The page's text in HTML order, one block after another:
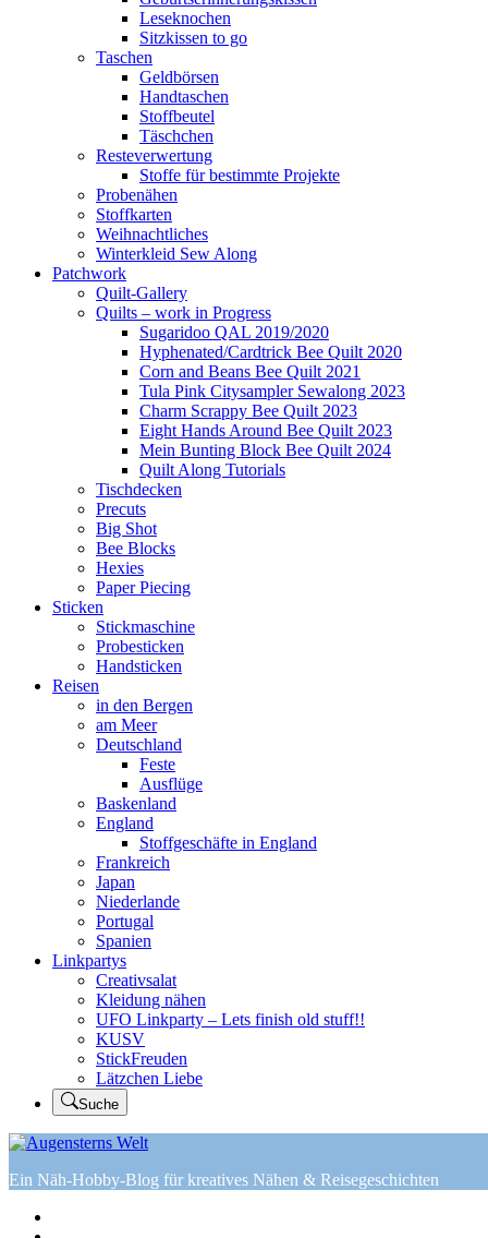
Leseknochen
Sitzkissen to go
Taschen
Geldbörsen
Handtaschen
Stoffbeutel
Täschchen
Resteverwertung
Stoffe für bestimmte Projekte
Probenähen
Stoffkarten
Weihnachtliches
Winterkleid Sew Along
Patchwork
Quilt-Gallery
Quilts – work in Progress
Sugaridoo QAL 2019/2020
Hyphenated/Cardtrick Bee Quilt 2020
Corn and Beans Bee Quilt 2021
Tula Pink Citysampler Sewalong 2023
Charm Scrappy Bee Quilt 2023
Eight Hands Around Bee Quilt 2023
Mein Bunting Block Bee Quilt 2024
Quilt Along Tutorials
Tischdecken
Precuts
Big Shot
Bee Blocks
Hexies
Paper Piecing
Sticken
Stickmaschine
Probesticken
Handsticken
Reisen
in den Bergen
am Meer
Deutschland
Feste
Ausflüge
Baskenland
England
Stoffgeschäfte in England
Frankreich
Japan
Niederlande
Portugal
Spanien
Linkpartys
Creativsalat
Kleidung nähen
UFO Linkparty – Lets finish old stuff!!
KUSV
StickFreuden
Lätzchen Liebe
Suche
Ein Näh-Hobby-Blog für kreatives Nähen & Reisegeschichten